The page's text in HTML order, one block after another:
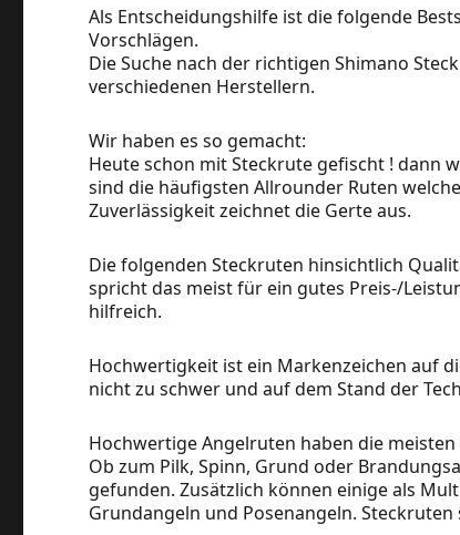
Als Entscheidungshilfe ist die folgende
Vorschlägen.
Die Suche nach der richtigen Shimano
verschiedenen Herstellern.
Wir haben es so gemacht:
Heute schon mit Steckrute gefischt ! dann
sind die häufigsten Allrounder Ruten
Zuverlässigkeit zeichnet die Gerte aus.
Die folgenden Steckruten hinsichtlich
spricht das meist für ein gutes Preis-/
hilfreich.
Hochwertigkeit ist ein Markenzeichen auf
nicht zu schwer und auf dem Stand der
Hochwertige Angelruten haben die
Ob zum Pilk, Spinn, Grund oder
gefunden. Zusätzlich können einige als
Grundangeln und Posenangeln.